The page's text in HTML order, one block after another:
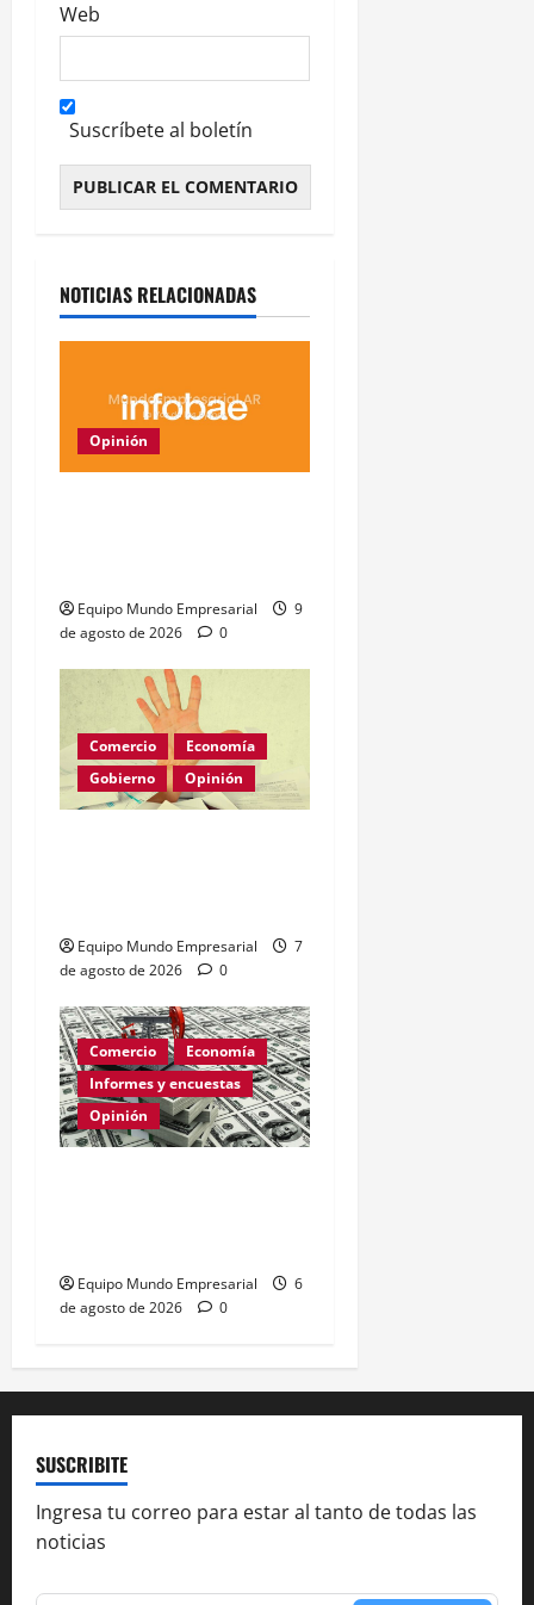
Web
Suscríbete al boletín
NOTICIAS RELACIONADAS
Opinión
Equipo Mundo Empresarial
9
de agosto de 2026
0
Comercio
Economía
Gobierno
Opinión
Equipo Mundo Empresarial
7
de agosto de 2026
0
Comercio
Economía
Informes y encuestas
Opinión
Equipo Mundo Empresarial
6
de agosto de 2026
0
SUSCRIBITE
Ingresa tu correo para estar al tanto de todas las
noticias